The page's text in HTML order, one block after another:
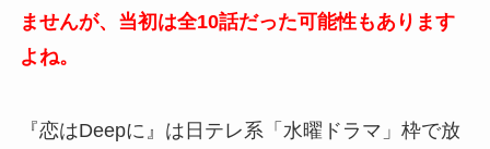
ませんが、当初は全10話だった可能性もあります
よね。
『恋はDeepに』は日テレ系「水曜ドラマ」枠で放